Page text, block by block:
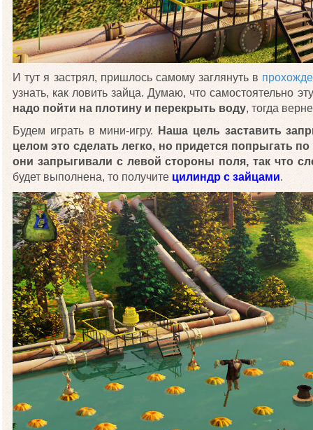
И тут я застрял, пришлось самому заглянуть в
узнать, как ловить зайца. Думаю, что самостоятельно
надо пойти на плотину и перекрыть воду, тогда
Будем играть в мини-игру.
Наша цель заставить
целом это сделать легко, но придется попрыгать
они запрыгивали с левой стороны поля, так что
будет выполнена, то получите цилиндр с зайцами.